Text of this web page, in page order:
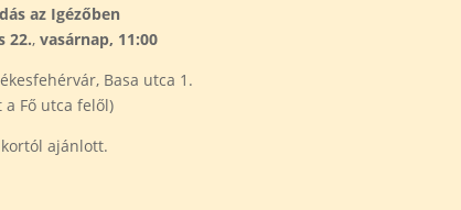
az Igézőben
22.,vasárnap, 11:00
Basa utca 1.
a Fő utca felől)
ajánlott.